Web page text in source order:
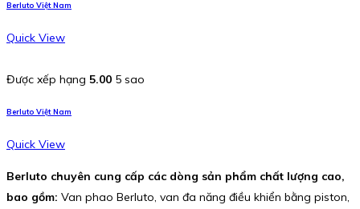
Berluto Việt Nam
Quick View
Được xếp hạng 5.00 5 sao
Berluto Việt Nam
Quick View
Berluto chuyên cung cấp các dòng sản phẩm chất lượng cao,
bao gồm: Van phao Berluto, van đa năng điều khiển bằng piston,